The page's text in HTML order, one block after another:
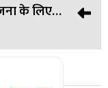
प्राइस 463 रुपये
के लिए
पोर्ट रोड पर 6